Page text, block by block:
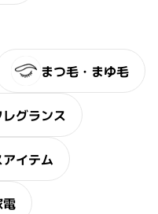
まつ毛・まゆ毛
グランス
イテム